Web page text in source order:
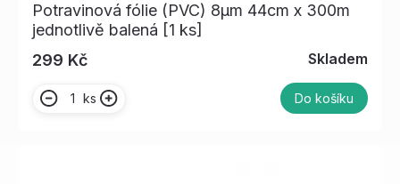
Potravinová fólie (PVC) 8µm 44cm x 300m
jednotlivě balená [1 ks]
299 Kč
Skladem
ks Do košíku